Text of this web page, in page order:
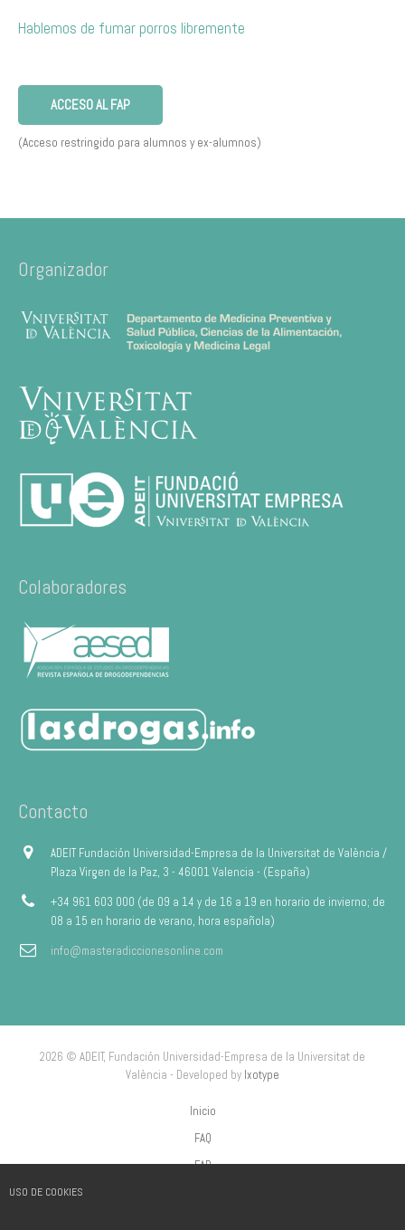
USO DE COOKIES
Hablemos de fumar porros libremente
ACCESO AL FAP
(Acceso restringido para alumnos y ex-alumnos)
Organizador
Colaboradores
Contacto
ADEIT Fundación Universidad-Empresa de la Universitat de València /
Plaza Virgen de la Paz, 3 - 46001 Valencia - (España)
+34 961 603 000 (de 09 a 14 y de 16 a 19 en horario de invierno; de
08 a 15 en horario de verano, hora española)
info@masteradiccionesonline.com
2026 © ADEIT, Fundación Universidad-Empresa de la Universitat de
València - Developed by Ixotype
Inicio
FAQ
FAP